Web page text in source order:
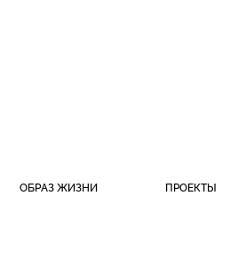
ОБРАЗ ЖИЗНИ ПРОЕКТЫ